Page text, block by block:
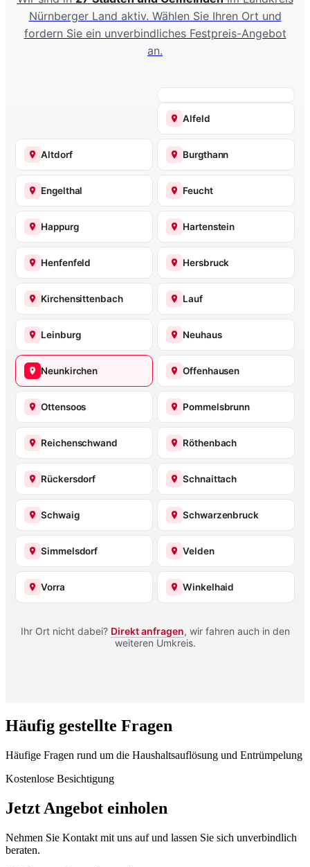
Nürnberger Land aktiv. Wählen Sie Ihren Ort und
fordern Sie ein unverbindliches Festpreis-Angebot
an.
Alfeld
Altdorf Burgthann
Engelthal Feucht
Happurg Hartenstein
Henfenfeld Hersbruck
Kirchensittenbach Lauf
Leinburg Neuhaus
Neunkirchen Offenhausen
Ottensoos Pommelsbrunn
Reichenschwand Röthenbach
Rückersdorf Schnaittach
Schwaig Schwarzenbruck
Simmelsdorf Velden
Vorra Winkelhaid
Ihr Ort nicht dabei? Direkt anfragen, wir fahren auch in den
weiteren Umkreis.
Häufig gestellte Fragen
Häufige Fragen rund um die Haushaltsauflösung und Entrümpelung
Kostenlose Besichtigung
Jetzt Angebot einholen
Nehmen Sie Kontakt mit uns auf und lassen Sie sich unverbindlich
beraten.